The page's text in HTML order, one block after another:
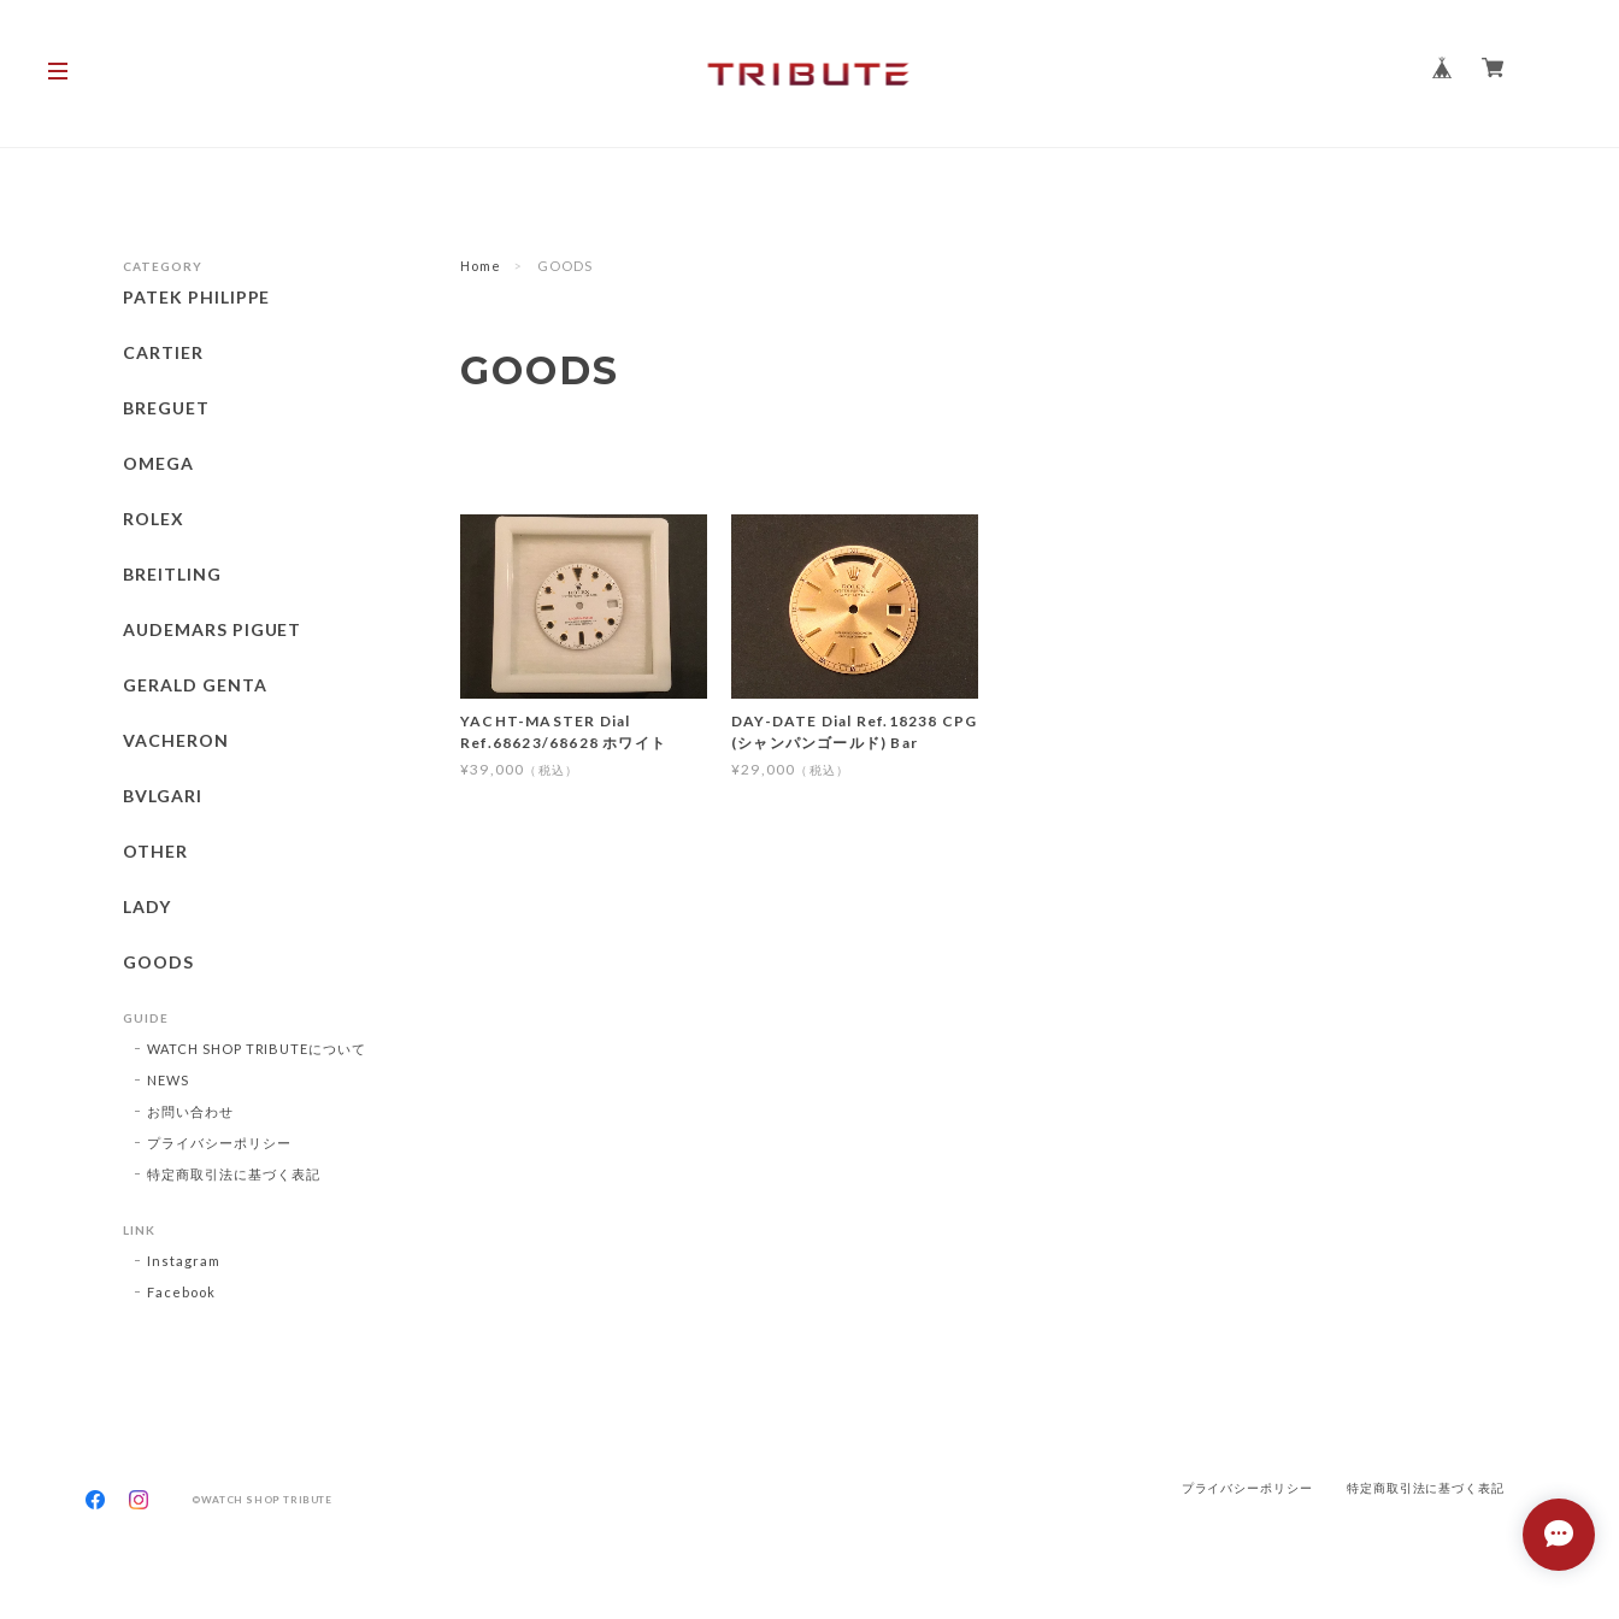
Home GOODS
GOODS
YACHT-MASTER Dial
Ref.68623/68628 ホワイト
¥39,000
DAY-DATE Dial Ref.18238 CPG
(シャンパンゴールド) Bar
¥29,000
CATEGORY
PATEK PHILIPPE
CARTIER
BREGUET
OMEGA
ROLEX
BREITLING
AUDEMARS PIGUET
GERALD GENTA
VACHERON
BVLGARI
OTHER
LADY
GOODS
GUIDE
WATCH SHOP TRIBUTEについて
NEWS
お問い合わせ
プライバシーポリシー
特定商取引法に基づく表記
LINK
Instagram
Facebook
プライバシーポリシー 特定商取引法に基づく表記
©WATCH SHOP TRIBUTE